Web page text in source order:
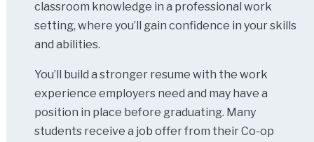
classroom knowledge in a professional work
setting, where you’ll gain confidence in your skills
and abilities.
You’ll build a stronger resume with the work
experience employers need and may have a
position in place before graduating. Many
students receive a job offer from their Co-op